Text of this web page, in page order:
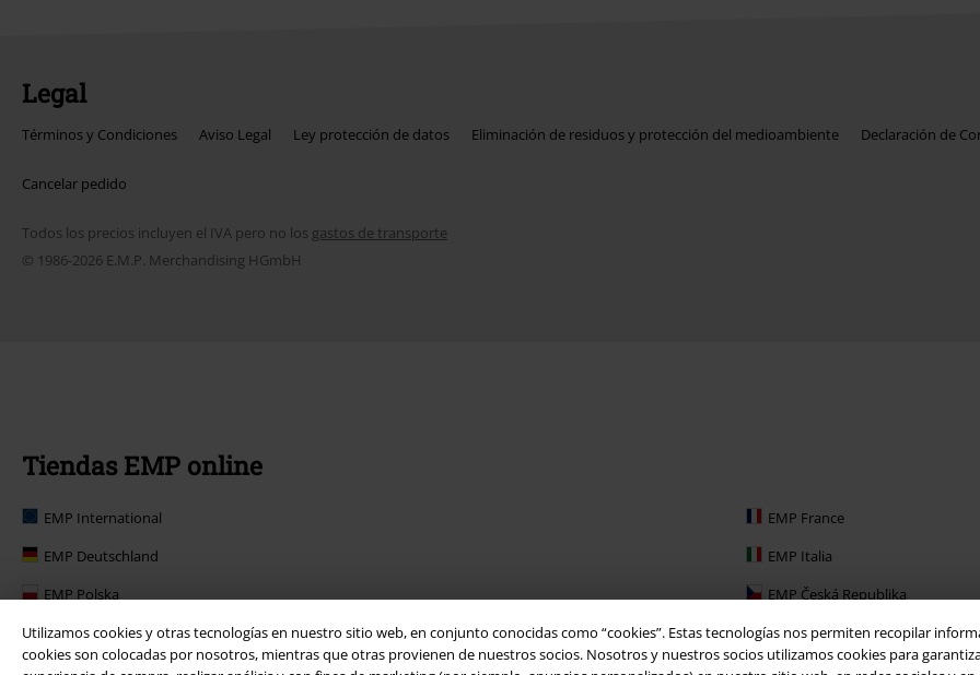
Utilizamos cookies y otras tecnologías en nuestro sitio web, en conjunto conocidas como “cookies”. Estas tecnologías nos permiten recopilar
cookies son colocadas por nosotros, mientras que otras provienen de nuestros socios. Nosotros y nuestros socios utilizamos cookies para
Legal
Términos y Condiciones Aviso Legal Ley protección de datos Eliminación de residuos y protección del medioambiente Declaración de
Cancelar pedido
Todos los precios incluyen el IVA pero no los gastos de transporte
© 1986-2026 E.M.P. Merchandising HGmbH
Tiendas EMP online
EMP International
EMP France
EMP Deutschland
EMP Italia
EMP Polska
EMP Česká Republika
EMP Norge
EMP Schweiz
EMP Suomi
EMP Ireland